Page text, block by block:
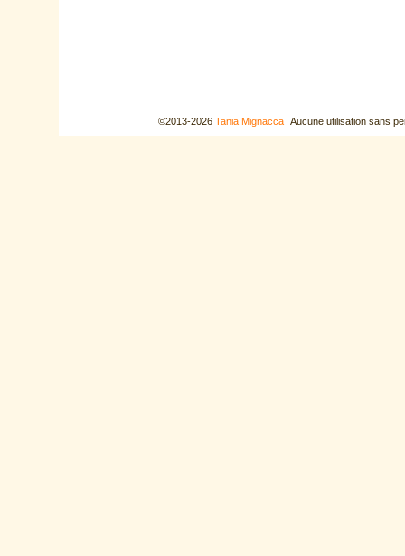
©2013-2026 Tania Mignacca Aucune utilisation sans